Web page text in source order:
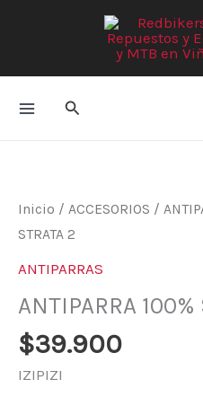
Buscar
Inicio / ACCESORIOS /
STRATA 2
ANTIPARRAS
ANTIPARRA 100%
$39.900
IZIPIZI